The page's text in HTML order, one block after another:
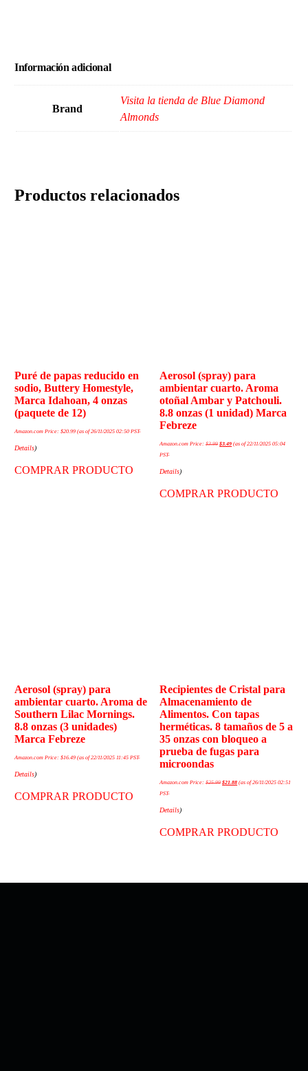
Información adicional
Brand
Visita la tienda de Blue Diamond
Almonds
Productos relacionados
Puré de papas reducido en
sodio, Buttery Homestyle,
Marca Idahoan, 4 onzas
(paquete de 12)
Amazon.com Price:$20.99 (as of 26/11/2025 02:50 PST-
Details)
COMPRAR PRODUCTO
Aerosol (spray) para
ambientar cuarto. Aroma
otoñal Ambar y Patchouli.
8.8 onzas (1 unidad) Marca
Febreze
Amazon.com Price:$3.99 $3.49 (as of 22/11/2025 05:04
PST-
Details)
COMPRAR PRODUCTO
Aerosol (spray) para
ambientar cuarto. Aroma de
Southern Lilac Mornings.
8.8 onzas (3 unidades)
Marca Febreze
Amazon.com Price:$16.49 (as of 22/11/2025 11:45 PST-
Details)
COMPRAR PRODUCTO
Recipientes de Cristal para
Almacenamiento de
Alimentos. Con tapas
herméticas. 8 tamaños de 5 a
35 onzas con bloqueo a
prueba de fugas para
microondas
Amazon.com Price:$25.99 $21.88 (as of 26/11/2025 02:51
PST-
Details)
COMPRAR PRODUCTO